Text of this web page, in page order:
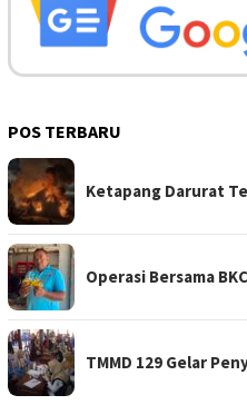
POS TERBARU
Ketapang Darurat
Operasi Bersama
TMMD 129 Gelar